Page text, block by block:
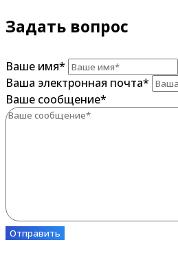
Задать вопрос
Ваше имя*
Ваша электронная почта*
Ваше сообщение*
Отправить